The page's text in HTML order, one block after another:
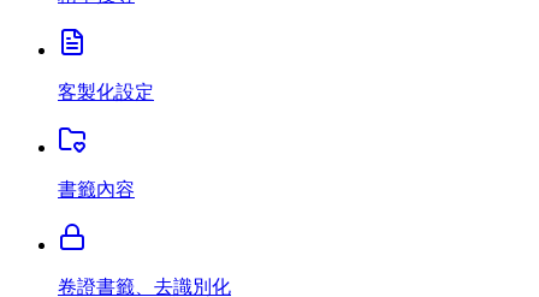
客製化設定
書籤內容
卷證書籤、去識別化